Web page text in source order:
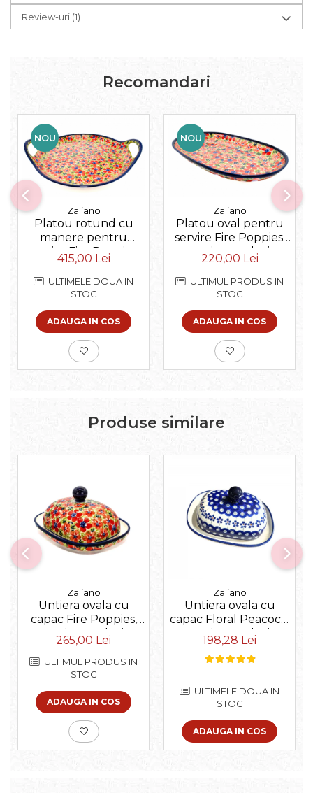
Review-uri (1)
Recomandari
NOU
Zaliano
Platou rotund cu
manere pentru
servire Fire Poppies,
ceramica smaltuita,
pictat manual, 28,5 /
33,0 cm
415,00 Lei
ULTIMELE DOUA IN
STOC
ADAUGA IN COS
NOU
Zaliano
Platou oval pentru
servire Fire Poppies,
ceramica smaltuita,
pictat manual, 16,8 x
27,3 cm
220,00 Lei
ULTIMUL PRODUS IN
STOC
ADAUGA IN COS
Produse similare
Zaliano
Untiera ovala cu
capac Fire Poppies,
ceramica smaltuita,
pictata manual, 15,0 x
19,8 cm
265,00 Lei
ULTIMUL PRODUS IN
STOC
ADAUGA IN COS
Zaliano
Untiera ovala cu
capac Floral Peacock,
ceramica smaltuita,
pictata manual, 15,0 x
19,8 cm
198,28 Lei
ULTIMELE DOUA IN
STOC
ADAUGA IN COS